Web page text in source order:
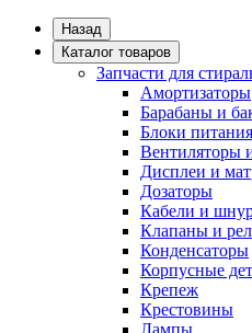
Назад
Каталог товаров
Запчасти для
Амортизаторы
Барабаны и
Блоки питания
Вентиляторы
Дисплеи и
Дозаторы
Кабели и
Клапаны и
Конденсаторы
Корпусные
Крепеж
Крестовины
Лампы